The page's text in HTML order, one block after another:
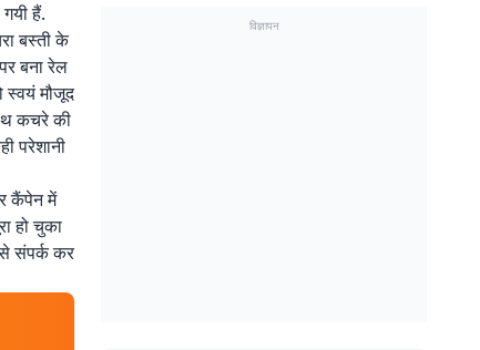
हैं.
बस्ती के
बना रेल
स्वयं मौजूद
कचरे की
परेशानी
कैंपेन में
हो चुका
से संपर्क कर
विज्ञापन